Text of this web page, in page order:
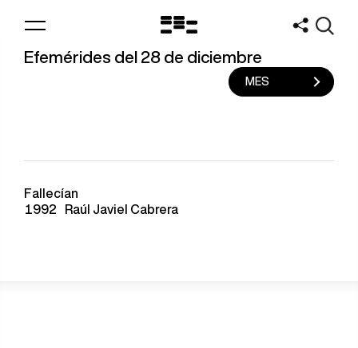
Logo
Efemérides del 28 de diciembre
MES
Fallecían
1992
Raúl Javiel Cabrera